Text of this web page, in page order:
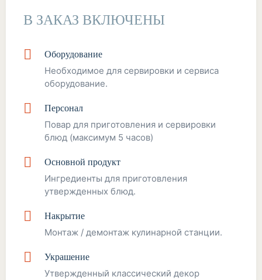
В ЗАКАЗ ВКЛЮЧЕНЫ
Оборудование
Необходимое для сервировки и сервиса
оборудование.
Персонал
Повар для приготовления и сервировки
блюд (максимум 5 часов)
Основной продукт
Ингредиенты для приготовления
утвержденных блюд.
Накрытие
Монтаж / демонтаж кулинарной станции.
Украшение
Утвержденный классический декор